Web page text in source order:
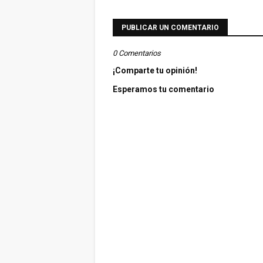
PUBLICAR UN COMENTARIO
0 Comentarios
¡Comparte tu opinión!
Esperamos tu comentario